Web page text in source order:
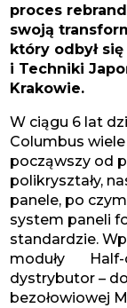
proces
swoją
który odbył
i Techniki
W ciągu 6 lat
Columbus
począwszy od
polikryształy,
panele, po
system paneli
standardzie.
moduły Half-
dystrybutor –
bezołowiowej